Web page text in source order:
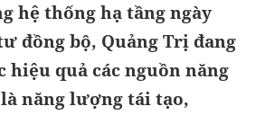
hệ thống hạ tầng ngày
đồng bộ, Quảng Trị đang
quả các nguồn năng
năng lượng tái tạo,